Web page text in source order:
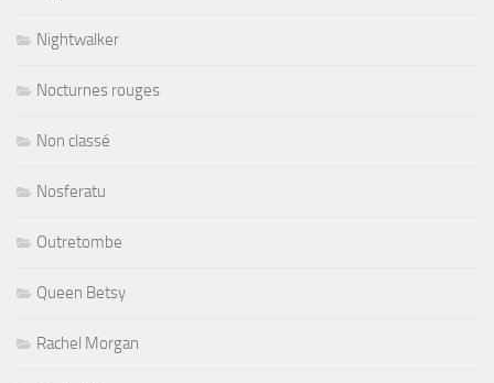
Nightwalker
Nocturnes rouges
Non classé
Nosferatu
Outretombe
Queen Betsy
Rachel Morgan